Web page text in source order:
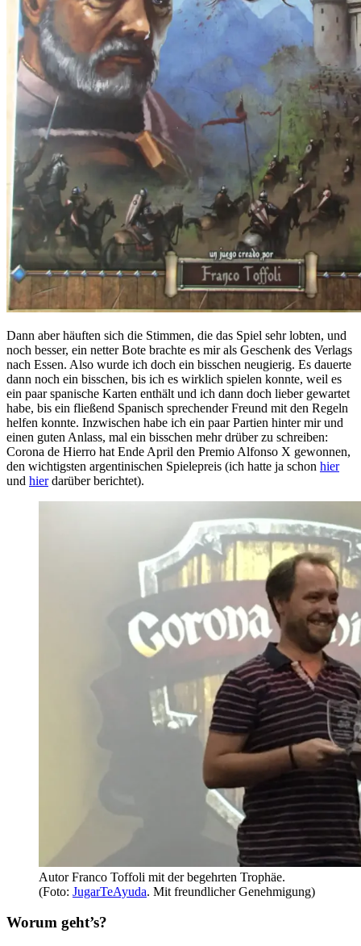
Dann aber häuften sich die Stimmen, die das Spiel sehr lobten, und
noch besser, ein netter Bote brachte es mir als Geschenk des Verlags
nach Essen. Also wurde ich doch ein bisschen neugierig. Es dauerte
dann noch ein bisschen, bis ich es wirklich spielen konnte, weil es
ein paar spanische Karten enthält und ich dann doch lieber gewartet
habe, bis ein fließend Spanisch sprechender Freund mit den Regeln
helfen konnte. Inzwischen habe ich ein paar Partien hinter mir und
einen guten Anlass, mal ein bisschen mehr drüber zu schreiben:
Corona de Hierro hat Ende April den Premio Alfonso X gewonnen,
den wichtigsten argentinischen Spielepreis (ich hatte ja schon hier
und hierdarüber berichtet).
Autor Franco Toffoli mit der begehrten Trophäe.
(Foto: JugarTeAyuda. Mit freundlicher Genehmigung)
Worum geht’s?